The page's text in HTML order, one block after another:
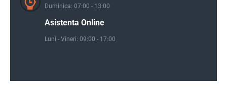
Duminica: 07:00 - 13:00
Asistenta Online
Luni - Vineri: 09:00 - 17:00